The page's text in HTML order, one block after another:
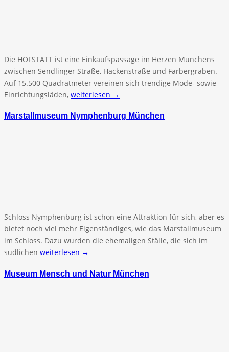
Die HOFSTATT ist eine Einkaufspassage im Herzen Münchens
zwischen Sendlinger Straße, Hackenstraße und Färbergraben.
Auf 15.500 Quadratmeter vereinen sich trendige Mode- sowie
Einrichtungsläden, weiterlesen →
Marstallmuseum Nymphenburg München
Schloss Nymphenburg ist schon eine Attraktion für sich, aber es
bietet noch viel mehr Eigenständiges, wie das Marstallmuseum
im Schloss. Dazu wurden die ehemaligen Ställe, die sich im
südlichen weiterlesen →
Museum Mensch und Natur München